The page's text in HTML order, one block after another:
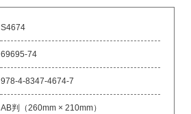
S4674
69695-74
978-4-8347-4674-7
AB判（260mm × 210mm）